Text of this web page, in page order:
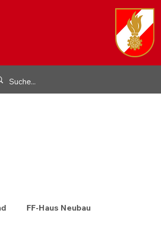
FF-Haus Neubau